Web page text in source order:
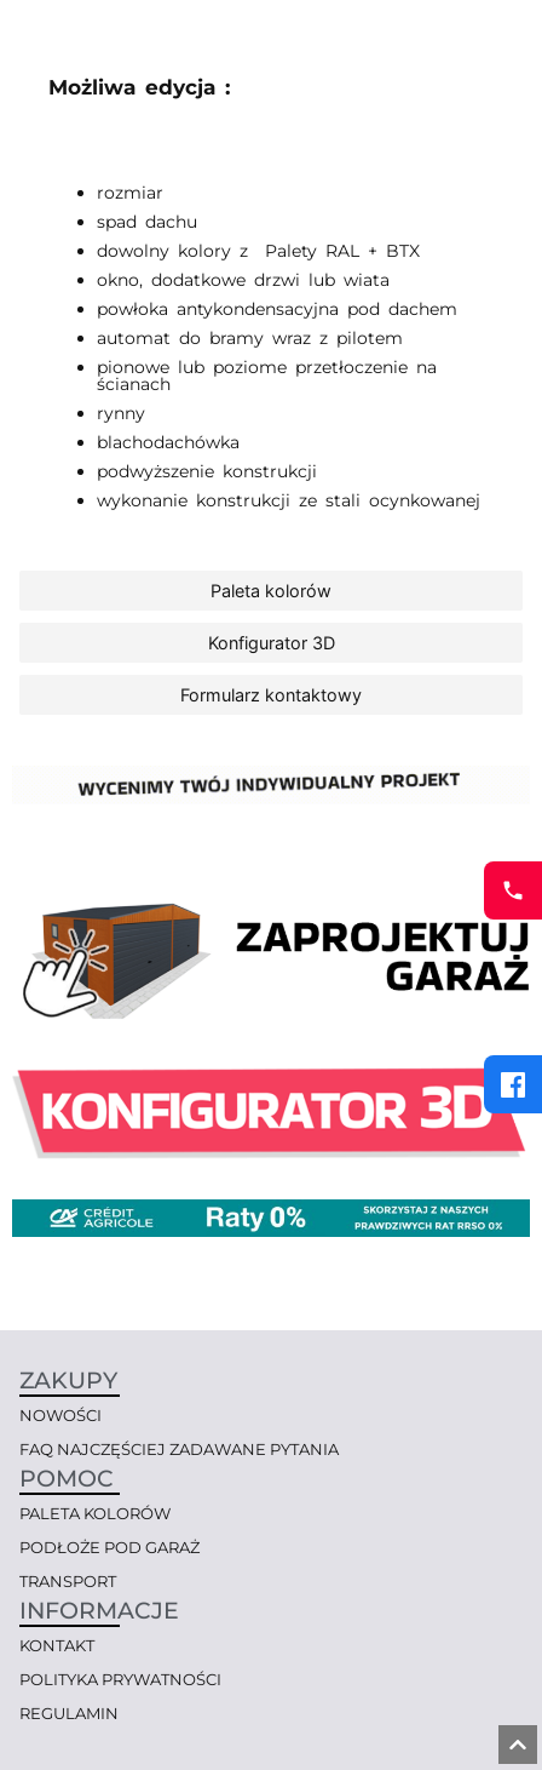
Paleta kolorów
Konfigurator 3D
Formularz kontaktowy
Możliwa edycja :
rozmiar
spad dachu
dowolny kolory z Palety RAL + BTX
okno, dodatkowe drzwi lub wiata
powłoka antykondensacyjna pod dachem
automat do bramy wraz z pilotem
pionowe lub poziome przetłoczenie na
ścianach
rynny
blachodachówka
podwyższenie konstrukcji
wykonanie konstrukcji ze stali ocynkowanej
ZAKUPY
NOWOŚCI
FAQ NAJCZĘŚCIEJ ZADAWANE PYTANIA
POMOC
PALETA KOLORÓW
PODŁOŻE POD GARAŻ
TRANSPORT
INFORMACJE
KONTAKT
POLITYKA PRYWATNOŚCI
REGULAMIN